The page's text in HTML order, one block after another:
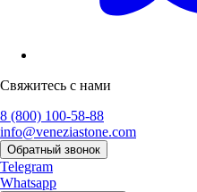
Свяжитесь с нами
8 (800) 100-58-88
info@veneziastone.com
Обратный звонок
Telegram
Whatsapp